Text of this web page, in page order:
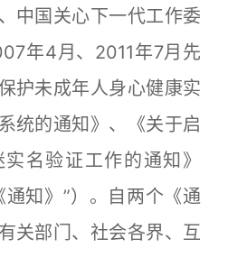
中国关心下一代工作委
年4月、2011年7月先
护未成年人身心健康实
统的通知》、《关于启
名验证工作的通知》
通知》”）。自两个《通
关部门、社会各界、互